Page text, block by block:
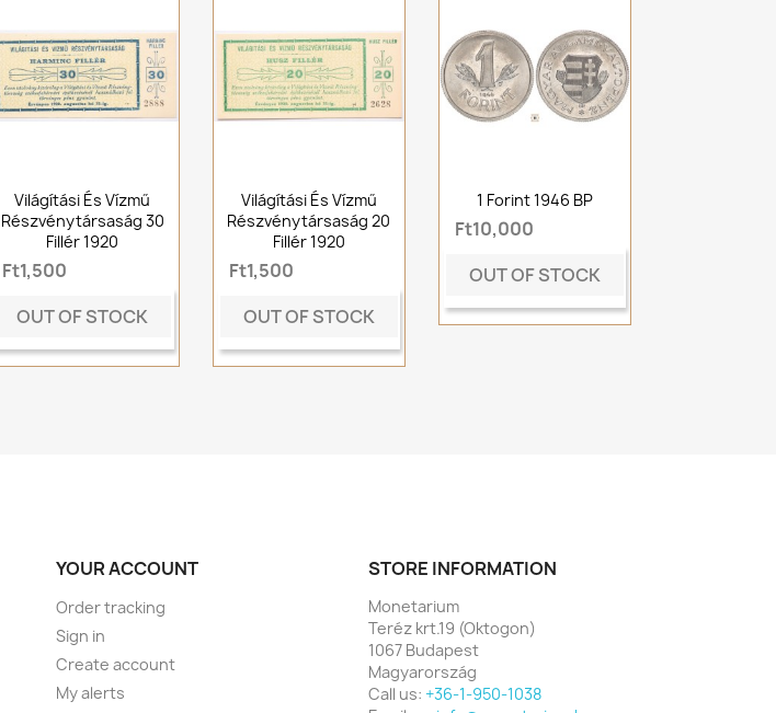
Világítási És Vízmű
Részvénytársaság 30
Fillér 1920
Ft1,500
OUT OF STOCK
Világítási És Vízmű
Részvénytársaság 20
Fillér 1920
Ft1,500
OUT OF STOCK
1 Forint 1946 BP
Ft10,000
OUT OF STOCK
YOUR ACCOUNT
Order tracking
Sign in
Create account
My alerts
STORE INFORMATION
Monetarium
Teréz krt.19 (Oktogon)
1067 Budapest
Magyarország
Call us: +36-1-950-1038